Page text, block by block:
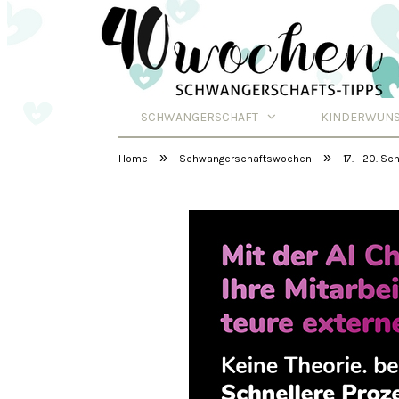
SCHWANGERSCHAFT
Home » Schwangerschaftswochen » 17. - 20.